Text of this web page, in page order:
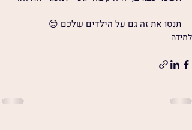
תנסו את זה גם על הילדים שלכם 😊
למידה